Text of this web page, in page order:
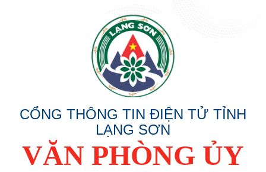
CỔNG THÔNG TIN ĐIỆN TỬ TỈNH
LẠNG SƠN
VĂN PHÒNG ỦY